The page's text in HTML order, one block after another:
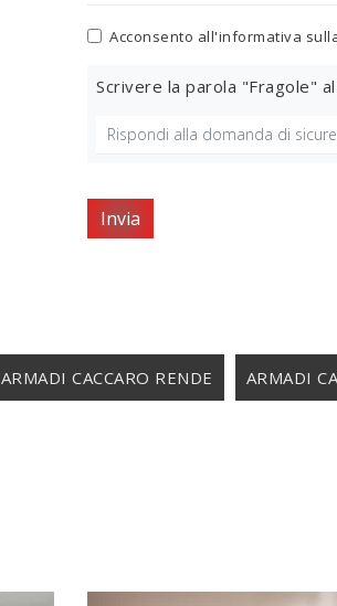
Acconsento all'informativa
Scrivere la parola "Fragole"
Invia
ARMADI CACCARO RENDE ARMADI